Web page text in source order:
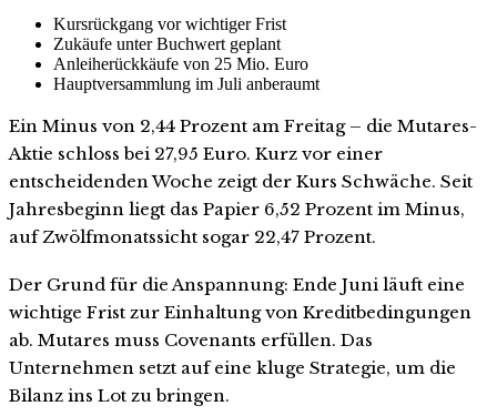
Kursrückgang vor wichtiger Frist
Zukäufe unter Buchwert geplant
Anleiherückkäufe von 25 Mio. Euro
Hauptversammlung im Juli anberaumt
Ein Minus von 2,44 Prozent am Freitag – die Mutares-
Aktie schloss bei 27,95 Euro. Kurz vor einer
entscheidenden Woche zeigt der Kurs Schwäche. Seit
Jahresbeginn liegt das Papier 6,52 Prozent im Minus,
auf Zwölfmonatssicht sogar 22,47 Prozent.
Der Grund für die Anspannung: Ende Juni läuft eine
wichtige Frist zur Einhaltung von Kreditbedingungen
ab. Mutares muss Covenants erfüllen. Das
Unternehmen setzt auf eine kluge Strategie, um die
Bilanz ins Lot zu bringen.